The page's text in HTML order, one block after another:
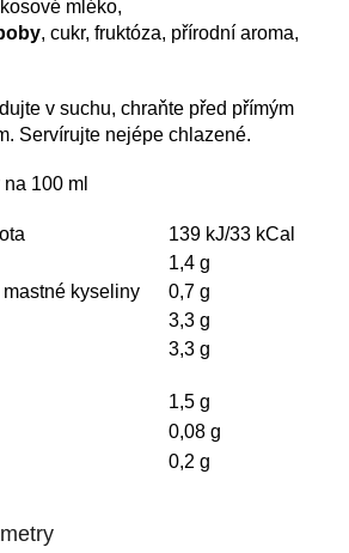
mléko,
, cukr, fruktóza, přírodní aroma,
v suchu, chraňte před přímým
Servírujte nejépe chlazené.
100 ml
139 kJ/33 kCal
1,4 g
kyseliny
0,7 g
3,3 g
3,3 g
1,5 g
0,08 g
0,2 g